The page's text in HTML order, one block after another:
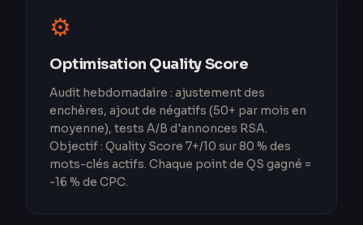
⚙️
Optimisation Quality Score
Audit hebdomadaire : ajustement des
enchères, ajout de négatifs (50+ par mois en
moyenne), tests A/B d'annonces RSA.
Objectif : Quality Score 7+/10 sur 80 % des
mots-clés actifs. Chaque point de QS gagné =
-16 % de CPC.